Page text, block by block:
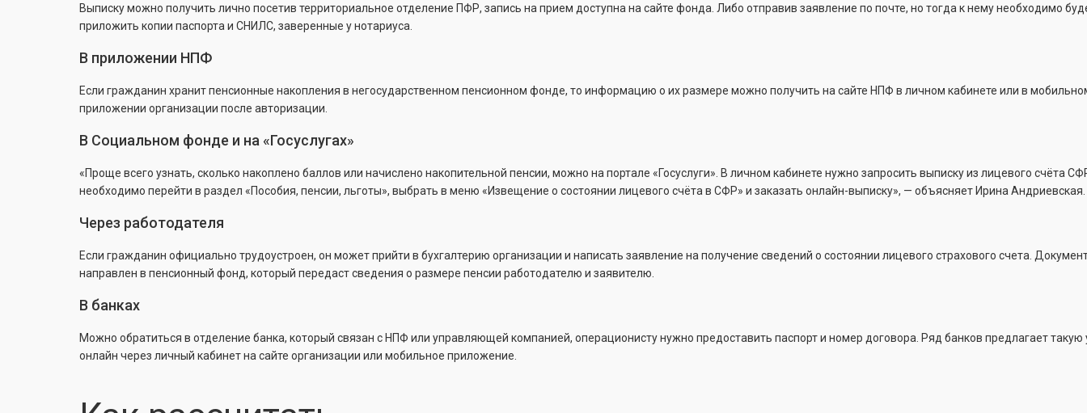
Выписку можно получить лично посетив территориальное отделение ПФР, запись на прием доступна на сайте фонда. Либо отправив заявление по почте, но тогда к нему необходимо
приложить копии паспорта и СНИЛС, заверенные у нотариуса.
В приложении НПФ
Если гражданин хранит пенсионные накопления в негосударственном пенсионном фонде, то информацию о их размере можно получить на сайте НПФ в личном кабинете или в
приложении организации после авторизации.
В Социальном фонде и на «Госуслугах»
«Проще всего узнать, сколько накоплено баллов или начислено накопительной пенсии, можно на портале «Госуслуги». В личном кабинете нужно запросить выписку из лицевого счёта
необходимо перейти в раздел «Пособия, пенсии, льготы», выбрать в меню «Извещение о состоянии лицевого счёта в СФР» и заказать онлайн-выписку», — объясняет Ирина Андриевская.
Через работодателя
Если гражданин официально трудоустроен, он может прийти в бухгалтерию организации и написать заявление на получение сведений о состоянии лицевого страхового счета.
направлен в пенсионный фонд, который передаст сведения о размере пенсии работодателю и заявителю.
В банках
Можно обратиться в отделение банка, который связан с НПФ или управляющей компанией, операционисту нужно предоставить паспорт и номер договора. Ряд банков предлагает такую
онлайн через личный кабинет на сайте организации или мобильное приложение.